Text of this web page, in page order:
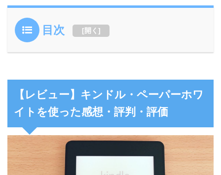
目次 [開く ]
【レビュー】キンドル・ペーパーホワ
イトを使った感想・評判・評価